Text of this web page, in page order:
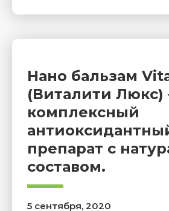
Нано бальзам
(Виталити
комплексный
препарат с
составом.
5 сентября, 2020